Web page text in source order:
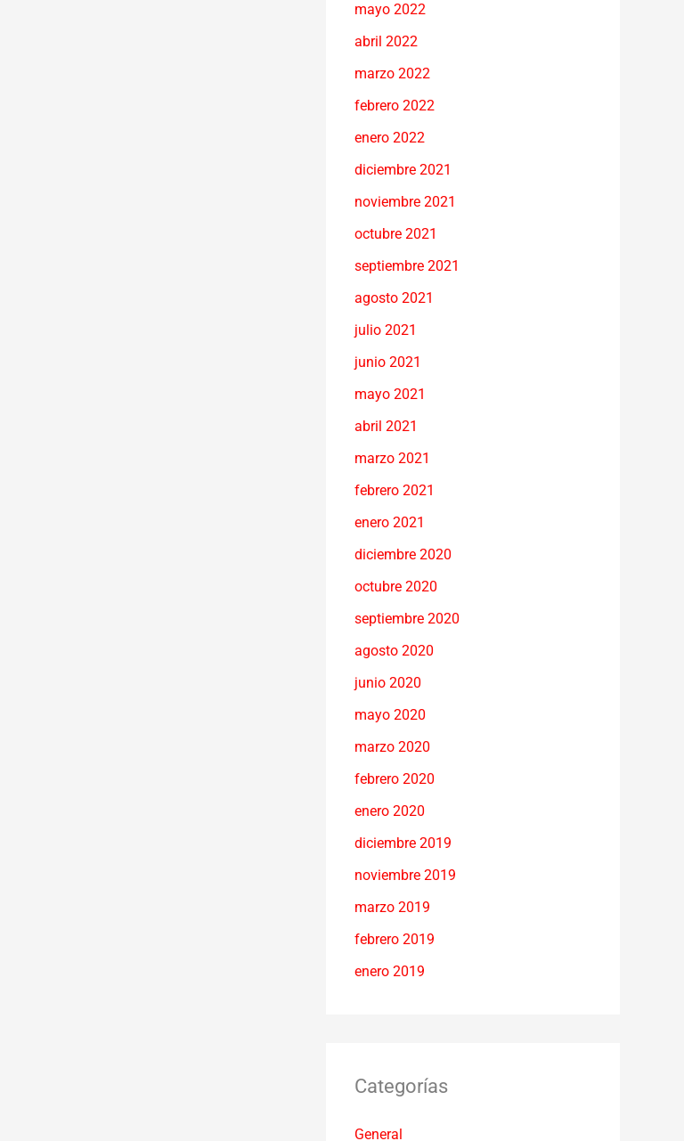
mayo 2022
abril 2022
marzo 2022
febrero 2022
enero 2022
diciembre 2021
noviembre 2021
octubre 2021
septiembre 2021
agosto 2021
julio 2021
junio 2021
mayo 2021
abril 2021
marzo 2021
febrero 2021
enero 2021
diciembre 2020
octubre 2020
septiembre 2020
agosto 2020
junio 2020
mayo 2020
marzo 2020
febrero 2020
enero 2020
diciembre 2019
noviembre 2019
marzo 2019
febrero 2019
enero 2019
Categorías
General